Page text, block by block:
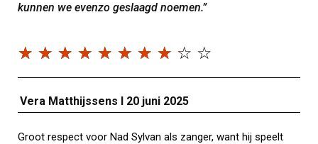
kunnen we evenzo geslaagd noemen.”
☆ ☆ ☆ ☆ ☆ ☆ ☆ ☆ ☆ ☆
Vera Matthijssens I 20 juni 2025
Groot respect voor Nad Sylvan als zanger, want hij speelt